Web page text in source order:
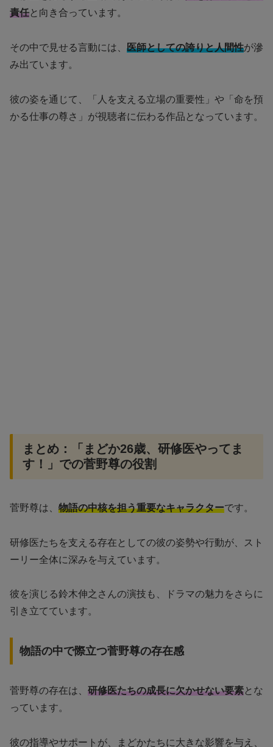
責任と向き合っています。
その中で見せる言動には、 医師としての誇りと人間性が滲
み出ています。
彼の姿を通じて、「人を支える立場の重要性」や「命を預
かる仕事の尊さ」が視聴者に伝わる作品となっています。
まとめ：「まどか26歳、研修医やってま
す！」での菅野尊の役割
菅野尊は、 物語の中核を担う重要なキャラクターです。
研修医たちを支える存在としての彼の姿勢や行動が、スト
ーリー全体に深みを与えています。
彼を演じる鈴木伸之さんの演技も、ドラマの魅力をさらに
引き立てています。
物語の中で際立つ菅野尊の存在感
菅野尊の存在は、 研修医たちの成長に欠かせない要素とな
っています。
彼の指導やサポートが、まどかたちに大きな影響を与え、